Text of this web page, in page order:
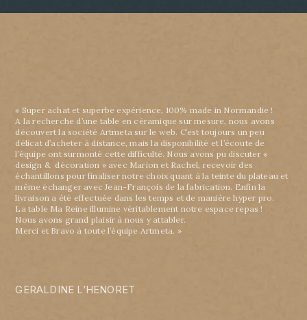
« Super achat et superbe expérience, 100% made in Normandie !
A la recherche d’une table en céramique sur mesure, nous avons
découvert la société Artmeta sur le web. C’est toujours un peu
délicat d’acheter à distance, mais la disponibilité et l’écoute de
l’équipe ont surmonté cette difficulté. Nous avons pu discuter «
design & décoration » avec Marion et Rachel, recevoir des
échantillons pour finaliser notre choix quant à la teinte du plateau et
même échanger avec Jean-François de la fabrication. Enfin la
livraison a été effectuée dans les temps et de manière hyper pro.
La table Ma Reine illumine véritablement notre espace repas !
Nous avons grand plaisir à nous y attabler.
Merci et Bravo à toute l’équipe Artmeta. »
GERALDINE L’HENORET